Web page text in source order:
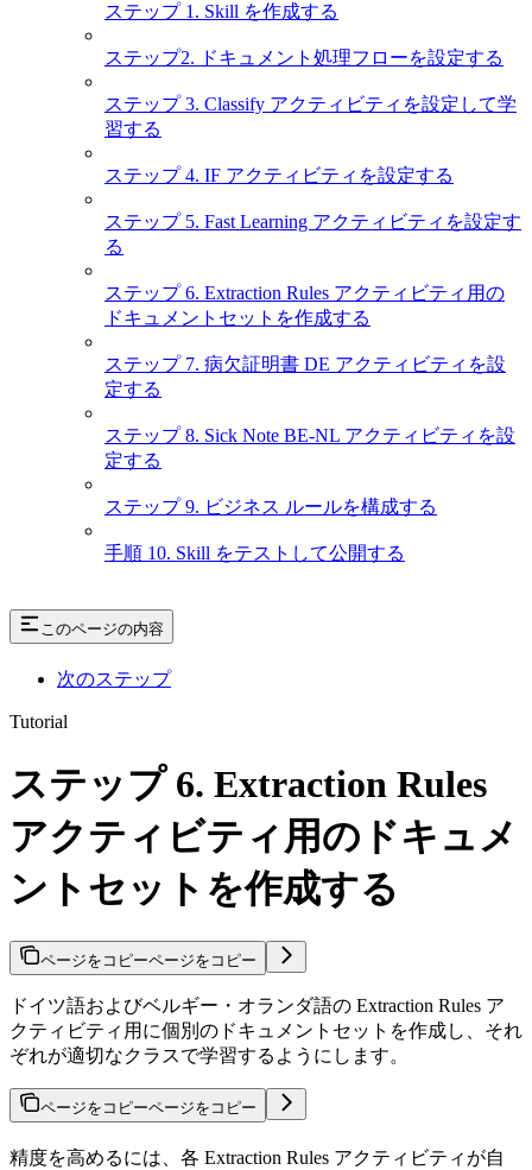
ステップ 1. Skill を作成する
ステップ2. ドキュメント処理フローを設定する
ステップ 3. Classify アクティビティを設定して学
習する
ステップ 4. IF アクティビティを設定する
ステップ 5. Fast Learning アクティビティを設定す
る
ステップ 6. Extraction Rules アクティビティ用の
ドキュメントセットを作成する
ステップ 7. 病欠証明書 DE アクティビティを設
定する
ステップ 8. Sick Note BE-NL アクティビティを設
定する
ステップ 9. ビジネス ルールを構成する
手順 10. Skill をテストして公開する
このページの内容
次のステップ
Tutorial
ステップ 6. Extraction Rules
アクティビティ用のドキュメ
ントセットを作成する
ページをコピーページをコピー
ドイツ語およびベルギー・オランダ語の Extraction Rules ア
クティビティ用に個別のドキュメントセットを作成し、それ
ぞれが適切なクラスで学習するようにします。
ページをコピーページをコピー
精度を高めるには、各 Extraction Rules アクティビティが自